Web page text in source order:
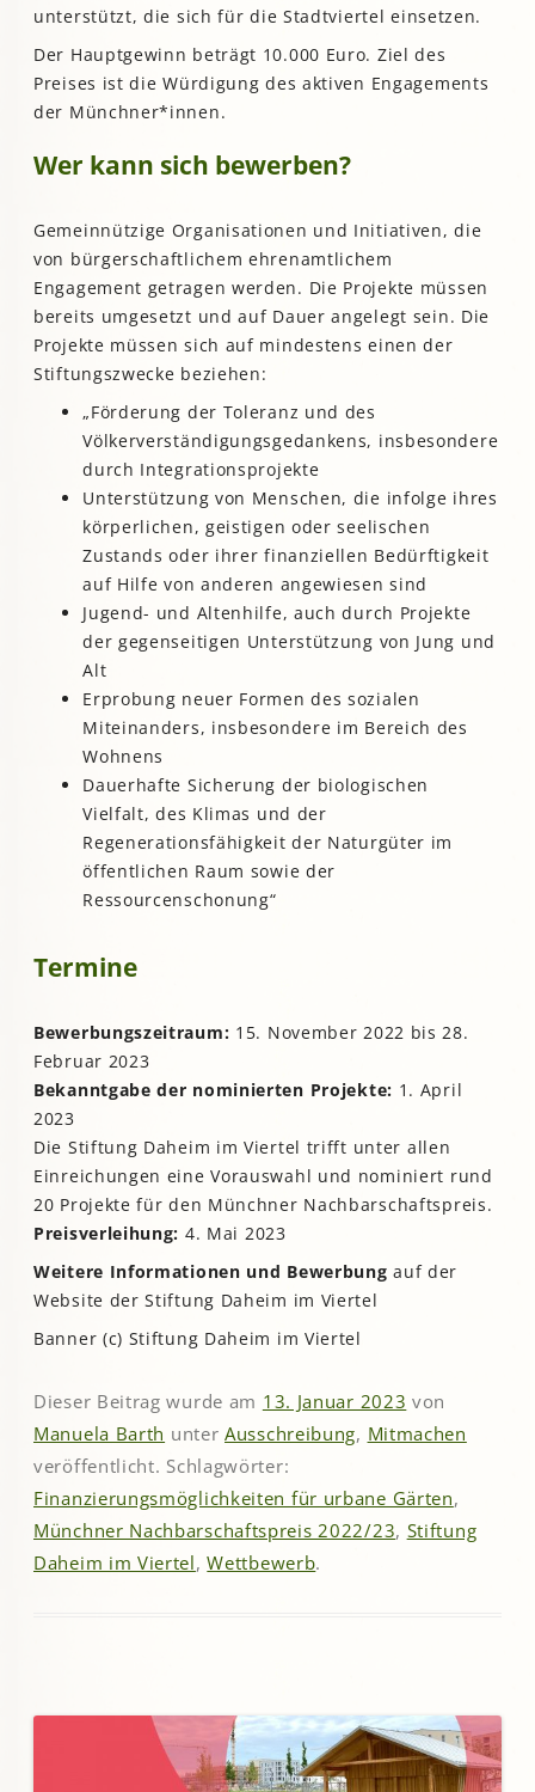
unterstützt, die sich für die Stadtviertel einsetzen.
Der Hauptgewinn beträgt 10.000 Euro. Ziel des
Preises ist die Würdigung des aktiven Engagements
der Münchner*innen.
Wer kann sich bewerben?
Gemeinnützige Organisationen und Initiativen, die
von bürgerschaftlichem ehrenamtlichem
Engagement getragen werden. Die Projekte müssen
bereits umgesetzt und auf Dauer angelegt sein. Die
Projekte müssen sich auf mindestens einen der
Stiftungszwecke beziehen:
„Förderung der Toleranz und des
Völkerverständigungsgedankens, insbesondere
durch Integrationsprojekte
Unterstützung von Menschen, die infolge ihres
körperlichen, geistigen oder seelischen
Zustands oder ihrer finanziellen Bedürftigkeit
auf Hilfe von anderen angewiesen sind
Jugend- und Altenhilfe, auch durch Projekte
der gegenseitigen Unterstützung von Jung und
Alt
Erprobung neuer Formen des sozialen
Miteinanders, insbesondere im Bereich des
Wohnens
Dauerhafte Sicherung der biologischen
Vielfalt, des Klimas und der
Regenerationsfähigkeit der Naturgüter im
öffentlichen Raum sowie der
Ressourcenschonung“
Termine
Bewerbungszeitraum: 15. November 2022 bis 28.
Februar 2023
Bekanntgabe der nominierten Projekte: 1. April
2023
Die Stiftung Daheim im Viertel trifft unter allen
Einreichungen eine Vorauswahl und nominiert rund
20 Projekte für den Münchner Nachbarschaftspreis.
Preisverleihung: 4. Mai 2023
Weitere Informationen und Bewerbung auf der
Website der Stiftung Daheim im Viertel
Banner (c) Stiftung Daheim im Viertel
Dieser Beitrag wurde am 13. Januar 2023 von
Manuela Barth unterAusschreibung, Mitmachen
veröffentlicht. Schlagwörter:
Finanzierungsmöglichkeiten für urbane Gärten,
Münchner Nachbarschaftspreis 2022/23, Stiftung
Daheim im Viertel,Wettbewerb.